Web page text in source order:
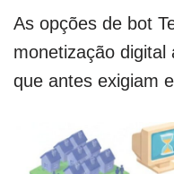
As opções de bot
monetização
que antes exigiam